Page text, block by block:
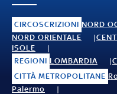
CIRCOSCRIZIONI NORD
NORD ORIENTALE
ISOLE
REGIONI LOMBARDIA
CITTÀ METROPOLITANE
Palermo